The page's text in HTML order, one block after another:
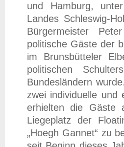
und Hamburg,
Landes Schleswig-
Bürgermeister
politische Gäste der
im Brunsbütteler
politischen
Bundesländern
zwei individuelle und
erhielten die Gäste
Liegeplatz der
„Hoegh Gannet“ zu